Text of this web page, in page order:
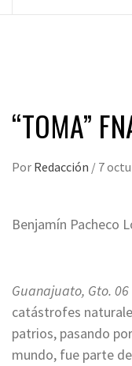
“TOMA”
Por Redacción / 7
Benjamín Pacheco
Guanajuato, Gto.
catástrofes
patrios, pasando
mundo, fue parte